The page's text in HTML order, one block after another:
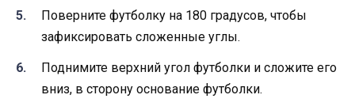
Поверните футболку на 180 градусов, чтобы
зафиксировать сложенные углы.
Поднимите верхний угол футболки и сложите его
вниз, в сторону основание футболки.